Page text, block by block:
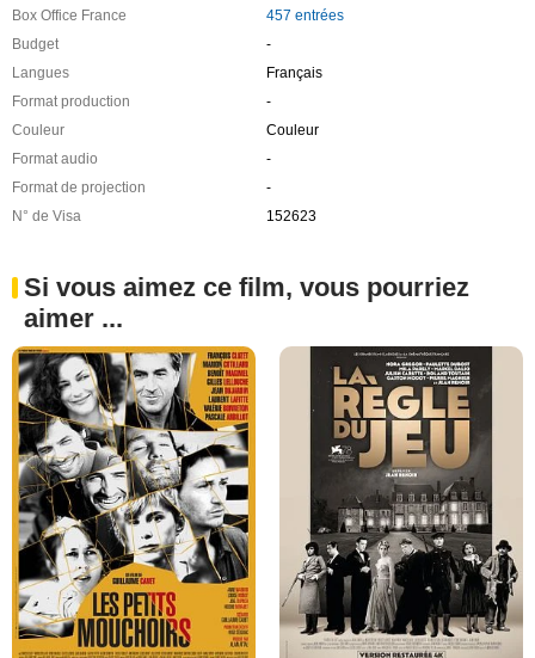
Box Office France
457 entrées
Budget
-
Langues
Français
Format production
-
Couleur
Couleur
Format audio
-
Format de projection
-
N° de Visa
152623
Si vous aimez ce film, vous pourriez
aimer ...